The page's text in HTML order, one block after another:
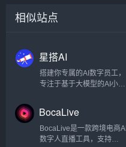
相似站点
星搭AI
搭建你专属的AI数字员工，
专注于基于大模型的AI小模
BocaLive
BocaLive是一款跨境电商AI
数字人直播工具，支持